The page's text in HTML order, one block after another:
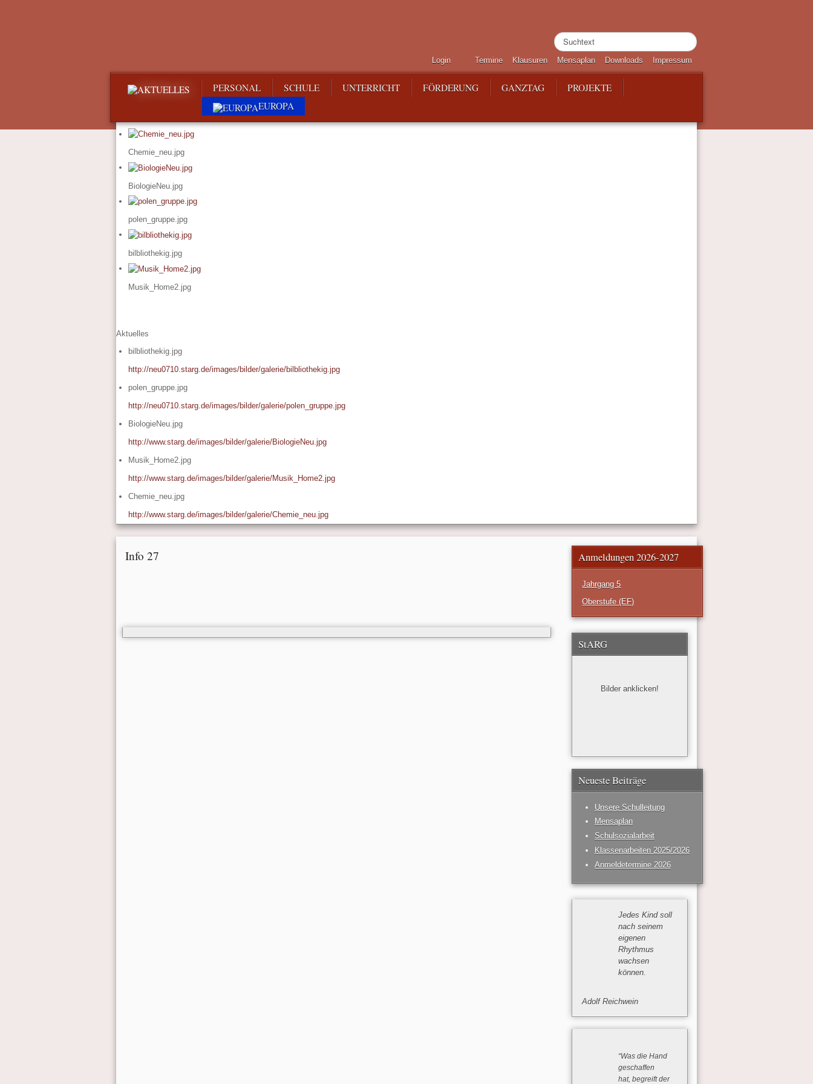
Suchen
...
Login
Termine Klausuren Mensaplan Downloads Impressum
PERSONAL SCHULE UNTERRICHT FÖRDERUNG GANZTAG
PROJEKTE
EUROPA
Chemie_neu.jpg
BiologieNeu.jpg
polen_gruppe.jpg
bilbliothekig.jpg
Musik_Home2.jpg
Aktuelles
bilbliothekig.jpg
http://neu0710.starg.de/images/bilder/galerie/bilbliothekig.jpg
polen_gruppe.jpg
http://neu0710.starg.de/images/bilder/galerie/polen_gruppe.jpg
BiologieNeu.jpg
http://www.starg.de/images/bilder/galerie/BiologieNeu.jpg
Musik_Home2.jpg
http://www.starg.de/images/bilder/galerie/Musik_Home2.jpg
Chemie_neu.jpg
http://www.starg.de/images/bilder/galerie/Chemie_neu.jpg
Info 27 Anmeldungen 2026-2027
Jahrgang 5
Oberstufe (EF)
StARG
Bilder anklicken!
Neueste Beiträge
Unsere Schulleitung
Mensaplan
Schulsozialarbeit
Klassenarbeiten 2025/2026
Anmeldetermine 2026
Jedes Kind soll
nach seinem
eigenen
Rhythmus
wachsen
können.
Adolf Reichwein
“Was die Hand
geschaffen
hat, begreift der